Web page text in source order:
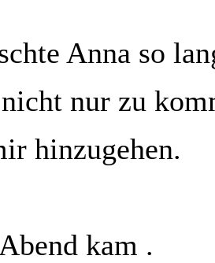
Anna so
nur zu
hinzugehen.
kam .